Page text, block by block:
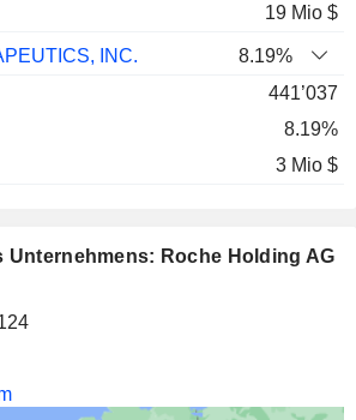
19 Mio $
INC.
8.19%
441’037
8.19%
3 Mio $
Unternehmens: Roche Holding AG